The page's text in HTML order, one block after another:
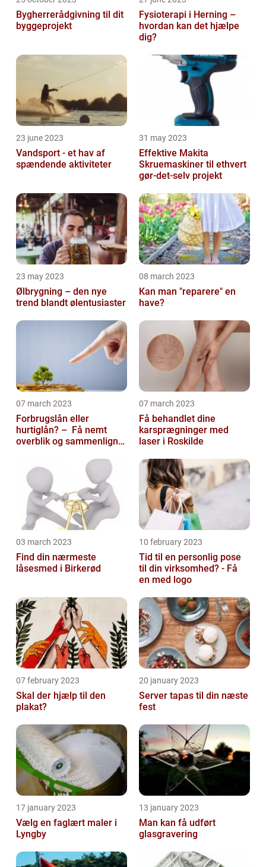
Bygherrerådgivning til dit
byggeprojekt
Fysioterapi i Herning –
hvordan kan det hjælpe
dig?
23 june 2023
Vandsport - et hav af
spændende aktiviteter
31 may 2023
Effektive Makita
Skruemaskiner til ethvert
gør-det-selv projekt
23 may 2023
Ølbrygning – den nye
trend blandt ølentusiaster
08 march 2023
Kan man "reparere" en
have?
07 march 2023
Forbrugslån eller
hurtiglån? – Få nemt
overblik og sammenlign
07 march 2023
Få behandlet dine
karsprægninger med
laser i Roskilde
03 march 2023
Find din nærmeste
låsesmed i Birkerød
10 february 2023
Tid til en personlig pose
til din virksomhed? - Få
en med logo
07 february 2023
Skal der hjælp til den
plakat?
20 january 2023
Server tapas til din næste
fest
17 january 2023
Vælg en faglært maler i
Lyngby
13 january 2023
Man kan få udført
glasgravering